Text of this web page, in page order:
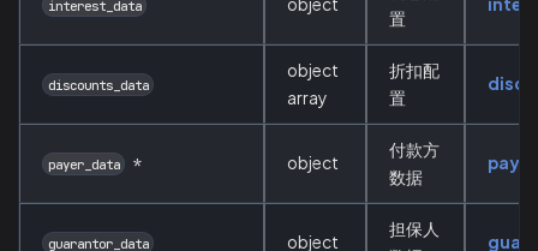
interest_data object
置
discounts_data
object
array
折扣配
置
payer_data * object
付款方
数据
guarantor_data object
担保人